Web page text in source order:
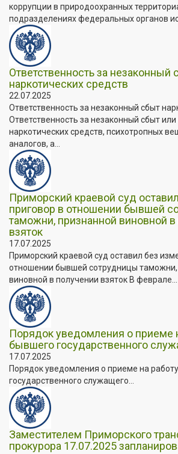
коррупции в природоохранных
подразделениях федеральных органов
Ответственность за незаконный
наркотических средств
22.07.2025
Ответственность за незаконный сбыт
Ответственность за незаконный сбыт
наркотических средств, психотропных
аналогов, а...
Приморский краевой суд
приговор в отношении бывшей
таможни, признанной виновной
взяток
17.07.2025
Приморский краевой суд оставил без
отношении бывшей сотрудницы таможни,
виновной в получении взяток В феврале...
Порядок уведомления о приеме
бывшего государственного
17.07.2025
Порядок уведомления о приеме на
государственного служащего...
Заместителем Приморского
прокурора 17.07.2025